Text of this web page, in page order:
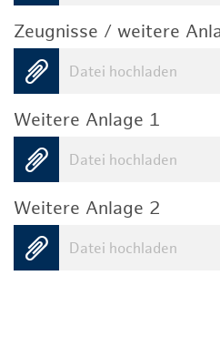
Zeugnisse / weitere
Datei hochladen
Weitere Anlage 1
Datei hochladen
Weitere Anlage 2
Datei hochladen